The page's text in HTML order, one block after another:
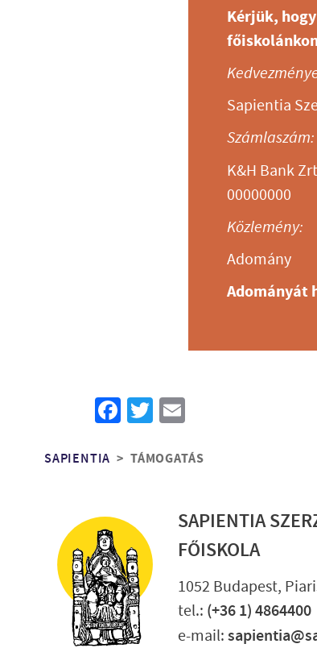
Kérjük,
Sapientia
Számlaszám:
K&H Bank
00000000
Közlemény:
Adomány
Adományát
Facebook
Twitter
Morzsa
SAPIENTIA TÁMOGATÁS
SAPIENTIA
FŐISKOLA
1052 Budapest,
tel.: (+36 1) 4864400
e-mail: